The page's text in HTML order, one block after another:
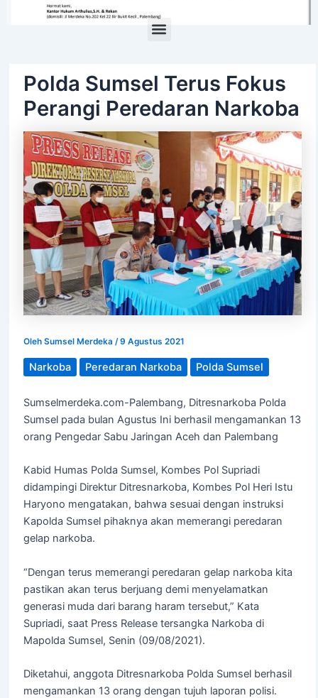
Polda Sumsel Terus Fokus
Perangi Peredaran Narkoba
Oleh Sumsel Merdeka /9 Agustus 2021
Narkoba Peredaran Narkoba Polda Sumsel
Sumselmerdeka.com-Palembang, Ditresnarkoba Polda
Sumsel pada bulan Agustus Ini berhasil mengamankan 13
orang Pengedar Sabu Jaringan Aceh dan Palembang
Kabid Humas Polda Sumsel, Kombes Pol Supriadi
didampingi Direktur Ditresnarkoba, Kombes Pol Heri Istu
Haryono mengatakan, bahwa sesuai dengan instruksi
Kapolda Sumsel pihaknya akan memerangi peredaran
gelap narkoba.
“Dengan terus memerangi peredaran gelap narkoba kita
pastikan akan terus berjuang demi menyelamatkan
generasi muda dari barang haram tersebut,” Kata
Supriadi, saat Press Release tersangka Narkoba di
Mapolda Sumsel, Senin (09/08/2021).
Diketahui, anggota Ditresnarkoba Polda Sumsel berhasil
mengamankan 13 orang dengan tujuh laporan polisi.